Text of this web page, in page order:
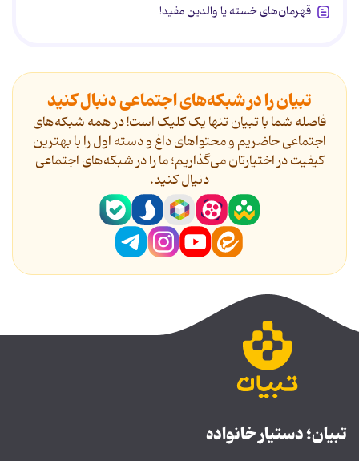
قهرمان‌های خسته یا والدین مفید!
تبیان را در شبکه‌های اجتماعی دنبال کنید
فاصله شما با تبیان تنها یک کلیک است! در همه شبکه‌های
اجتماعی حاضریم و محتواهای داغ و دسته اول را با بهترین
کیفیت در اختیارتان می‌گذاریم؛ ما را در شبکه‌های اجتماعی
دنیال کنید.
تبیان؛ دستیار خانواده